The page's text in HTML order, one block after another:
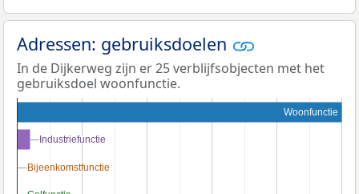
Adressen: gebruiksdoelen
In de Dijkerweg zijn er 25 verblijfsobjecten met het
gebruiksdoel woonfunctie.
Woonfunctie
Industriefunctie
Industriefunctie
Bijeenkomstfunctie
Bijeenkomstfunctie